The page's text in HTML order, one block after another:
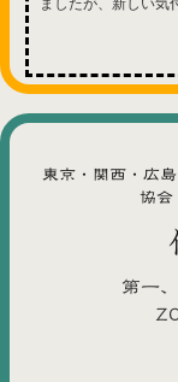
東京・関西・広
協
第一